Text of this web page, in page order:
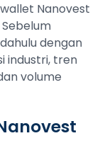
Nanovest
dengan
industri, tren
volume